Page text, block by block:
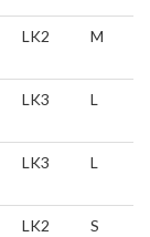
LK2 M
LK3 L
LK3 L
LK2 S